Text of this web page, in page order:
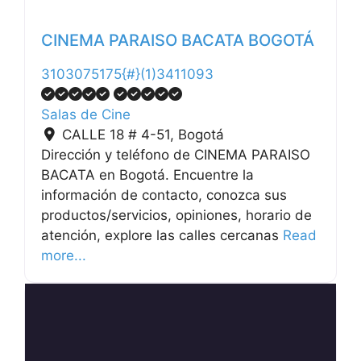
CINEMA PARAISO BACATA BOGOTÁ
3103075175{#}(1)3411093
Salas de Cine
CALLE 18 # 4-51, Bogotá
Dirección y teléfono de CINEMA PARAISO
BACATA en Bogotá. Encuentre la
información de contacto, conozca sus
productos/servicios, opiniones, horario de
atención, explore las calles cercanas Read
more...